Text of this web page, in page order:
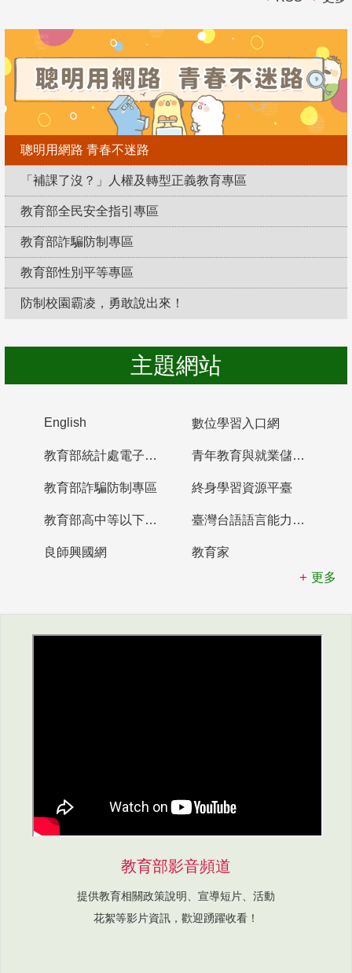
聰明用網路 青春不迷路
「補課了沒？」人權及轉型正義教育專區
教育部全民安全指引專區
教育部詐騙防制專區
教育部性別平等專區
防制校園霸凌，勇敢說出來！
主題網站
English 數位學習入口網
教育部統計處電子書櫃 青年教育與就業儲蓄帳戶
教育部詐騙防制專區 終身學習資源平臺
教育部高中等以下學校及幼兒園教師資格檢定考試 臺灣台語語言能力認證網站
良師興國網
教育家
更多
教育部影音頻道
提供教育相關政策說明、宣導短片、活動
花絮等影片資訊，歡迎踴躍收看！